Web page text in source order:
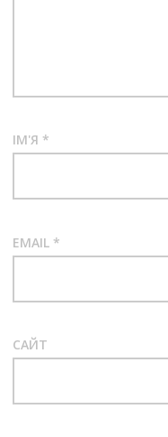
ІМ'Я *
EMAIL *
САЙТ